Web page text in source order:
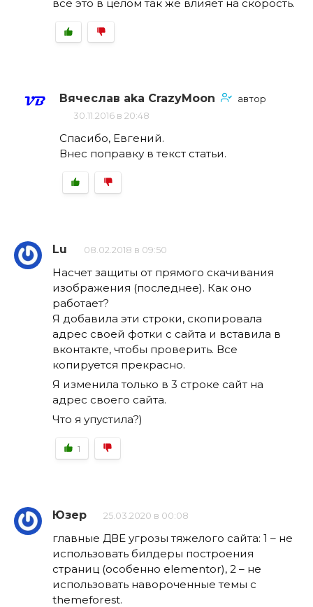
все это в целом так же влияет на скорость.
Вячеслав aka CrazyMoon
автор
30.11.2016 в 20:48
Спасибо, Евгений.
Внес поправку в текст статьи.
Lu 08.02.2018 в 09:50
Насчет защиты от прямого скачивания
изображения (последнее). Как оно
работает?
Я добавила эти строки, скопировала
адрес своей фотки с сайта и вставила в
вконтакте, чтобы проверить. Все
копируется прекрасно.
Я изменила только в 3 строке сайт на
адрес своего сайта.
Что я упустила?)
1
Юзер 25.03.2020 в 00:08
главные ДВЕ угрозы тяжелого сайта: 1 – не
использовать билдеры построения
страниц (особенно elementor), 2 – не
использовать навороченные темы с
themeforest.